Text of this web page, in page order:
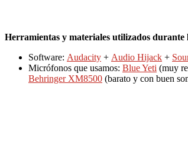
Herramientas y materiales utilizados durante
Software: Audacity + Audio Hijack +
Micrófonos que usamos: Blue Yeti (muy
Behringer XM8500 (barato y con buen